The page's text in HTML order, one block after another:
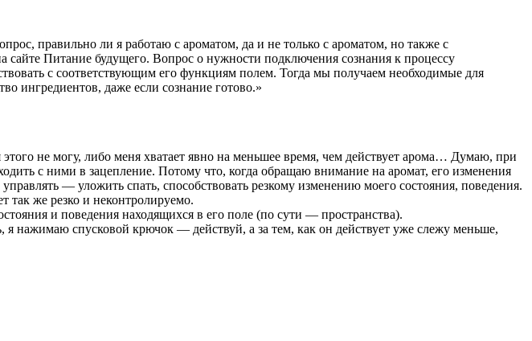
правильно ли я работаю с ароматом, да и не только с ароматом, но также с
сайте Питание будущего. Вопрос о нужности подключения сознания к процессу
с соответствующим его функциям полем. Тогда мы получаем необходимые для
ингредиентов, даже если сознание готово.»
не могу, либо меня хватает явно на меньшее время, чем действует арома… Думаю, при
с ними в зацепление. Потому что, когда обращаю внимание на аромат, его изменения
— уложить спать, способствовать резкому изменению моего состояния, поведения.
так же резко и неконтролируемо.
и поведения находящихся в его поле (по сути — пространства).
нажимаю спусковой крючок — действуй, а за тем, как он действует уже слежу меньше,